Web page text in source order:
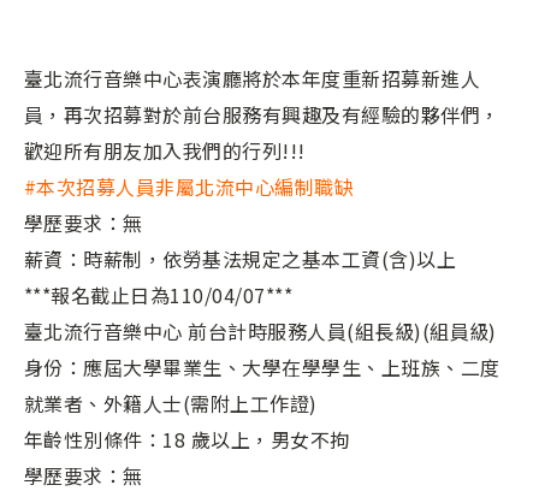
臺北流行音樂中心表演廳將於本年度重新招募新進人
員，再次招募對於前台服務有興趣及有經驗的夥伴們，
歡迎所有朋友加入我們的行列!!!
#本次招募人員非屬北流中心編制職缺
學歷要求：無
薪資：時薪制，依勞基法規定之基本工資(含)以上
***報名截止日為110/04/07***
臺北流行音樂中心 前台計時服務人員(組長級)(組員級)
身份：應屆大學畢業生、大學在學學生、上班族、二度
就業者、外籍人士(需附上工作證)
年齡性別條件：18 歲以上，男女不拘
學歷要求：無